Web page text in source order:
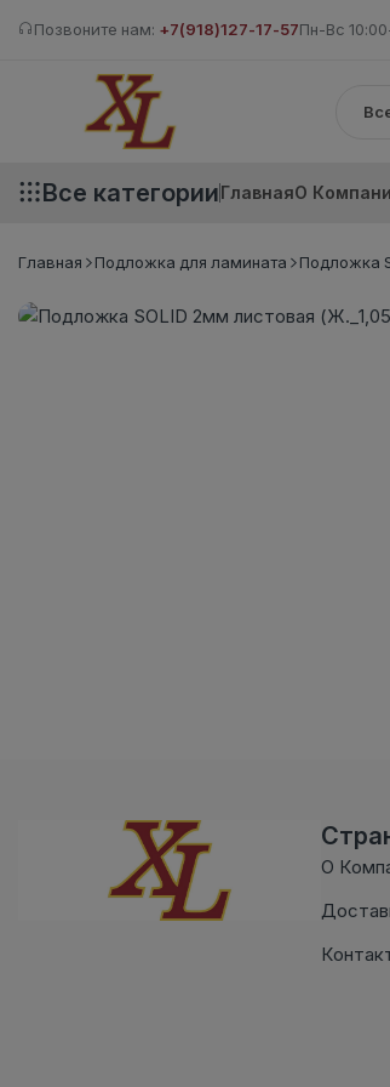
Позвоните нам: +7(918)127-17-57Пн-Вс
Все категорииГлавнаяО
Главная Подложка для ламината Подложка
О